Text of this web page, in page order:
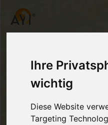
Ihre
wichtig
Diese Website
Targeting